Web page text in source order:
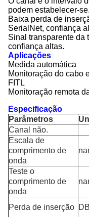
podem estabelecer-se.
Baixa perda de
SerialNet, confiança
Sinal transparente da
confiança altas.
Aplicações
Medida automática
Monitoração do cabo
FITL
Monitoração remota
Especificação
Parâmetros
Canal não.
Escala de
comprimento de
onda
Teste o
comprimento de
onda
Perda de inserção DB